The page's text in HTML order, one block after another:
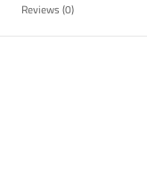
Reviews (0)